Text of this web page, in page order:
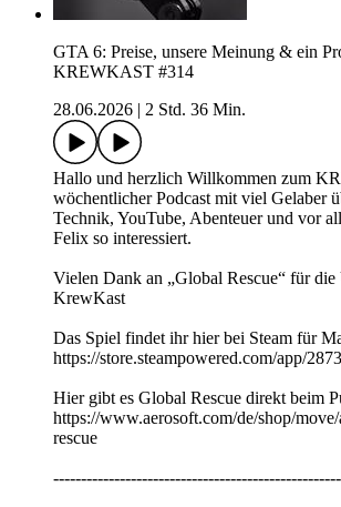
GTA 6: Preise, unsere Meinung & ein
KREWKAST #314
28.06.2026
2 Std. 36 Min.
Hallo und herzlich Willkommen zum
wöchentlicher Podcast mit viel Gelaber
Technik, YouTube, Abenteuer und vor
Felix so interessiert.
Vielen Dank an „Global Rescue“ für die
KrewKast
Das Spiel findet ihr hier bei Steam für
https://store.steampowered.com/app/
Hier gibt es Global Rescue direkt beim
https://www.aerosoft.com/de/shop/
rescue